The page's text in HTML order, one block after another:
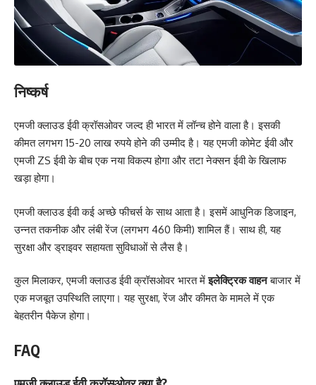
निष्कर्ष
एमजी क्लाउड ईवी क्रॉसओवर जल्द ही भारत में लॉन्च होने वाला है। इसकी
कीमत लगभग 15-20 लाख रुपये होने की उम्मीद है। यह एमजी कोमेट ईवी और
एमजी ZS ईवी के बीच एक नया विकल्प होगा और तटा नेक्सन ईवी के खिलाफ
खड़ा होगा।
एमजी क्लाउड ईवी कई अच्छे फीचर्स के साथ आता है। इसमें आधुनिक डिजाइन,
उन्नत तकनीक और लंबी रेंज (लगभग 460 किमी) शामिल हैं। साथ ही, यह
सुरक्षा और ड्राइवर सहायता सुविधाओं से लैस है।
कुल मिलाकर, एमजी क्लाउड ईवी क्रॉसओवर भारत मेंइलेक्ट्रिक वाहनबाजार में
एक मजबूत उपस्थिति लाएगा। यह सुरक्षा, रेंज और कीमत के मामले में एक
बेहतरीन पैकेज होगा।
FAQ